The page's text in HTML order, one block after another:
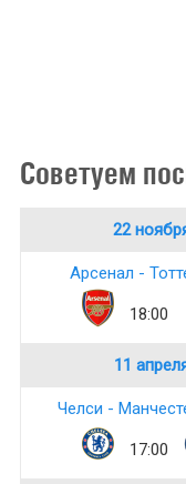
Советуем
22
Арсенал -
18:00
11
Челси -
17:00